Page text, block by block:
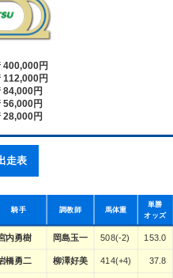
400,000円
112,000円
84,000円
56,000円
28,000円
走表
騎手 調教師 馬体重
単勝
オッズ
内勇樹 岡島玉一 508(-2) 153.0
橋勇二 柳澤好美 414(+4) 37.8